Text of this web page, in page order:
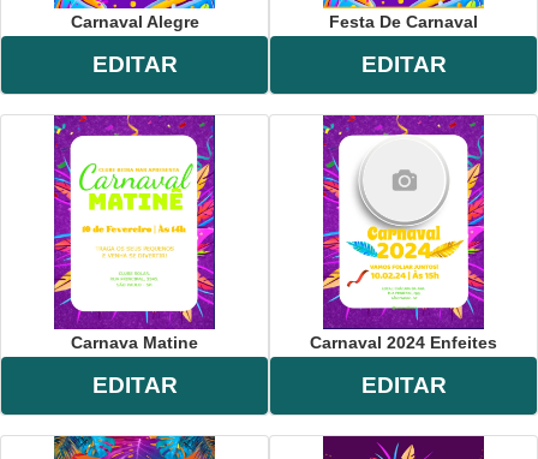
Carnaval Alegre
EDITAR
Festa De Carnaval
EDITAR
Carnava Matine
EDITAR
Carnaval 2024 Enfeites
EDITAR